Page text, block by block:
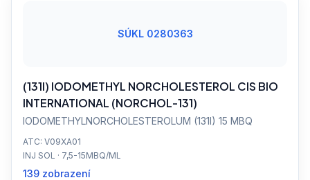
SÚKL 0280363
(131I) IODOMETHYL NORCHOLESTEROL CIS BIO
INTERNATIONAL (NORCHOL-131)
IODOMETHYLNORCHOLESTEROLUM (131I) 15 MBQ
ATC: V09XA01
INJ SOL · 7,5-15MBQ/ML
139 zobrazení